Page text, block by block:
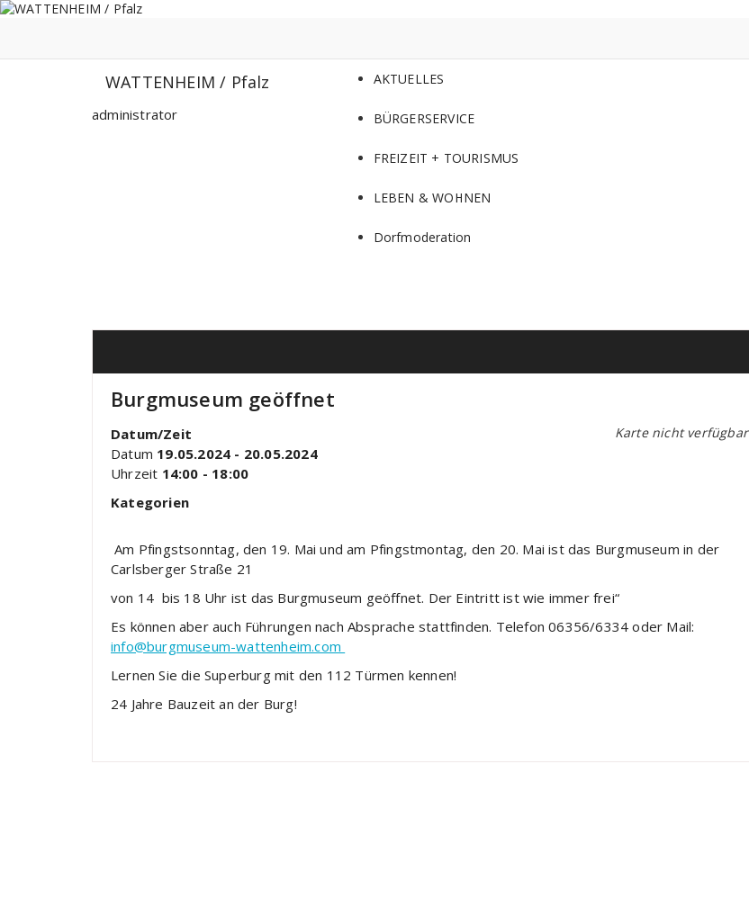
Zum
WATTENHEIM / Pfalz
administrator
AKTUELLES
BÜRGERSERVICE
FREIZEIT + TOURISMUS
LEBEN & WOHNEN
Dorfmoderation
Burgmuseum geöffnet
Karte nicht verfügbar
Datum/Zeit
Datum 19.05.2024 - 20.05.2024
Uhrzeit 14:00 - 18:00
Kategorien
Am Pfingstsonntag, den 19. Mai und am Pfingstmontag, den 20. Mai ist das Burgmuseum in der
Carlsberger Straße 21
von 14 bis 18 Uhr ist das Burgmuseum geöffnet. Der Eintritt ist wie immer frei“
Es können aber auch Führungen nach Absprache stattfinden. Telefon 06356/6334 oder Mail:
info@burgmuseum-wattenheim.com
Lernen Sie die Superburg mit den 112 Türmen kennen!
24 Jahre Bauzeit an der Burg!